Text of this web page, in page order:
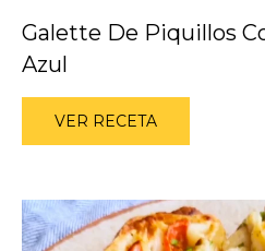
Galette De Piquillos
Azul
VER RECETA